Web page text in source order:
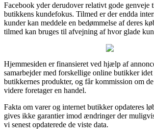
Facebook yder derudover relativt gode genveje
butikkens kundefokus. Tilmed er der endda
kunder kan meddele en bedømmelse af deres
tilmed kan bruges til afvejning af hvor glade
Hjemmesiden er finansieret ved hjælp af
samarbejder med forskellige online butikker
butikkernes produkter, og får kommission om
videre foretager en handel.
Fakta om varer og internet butikker opdateres
gives ikke garantier imod ændringer der
vi senest opdaterede de viste data.